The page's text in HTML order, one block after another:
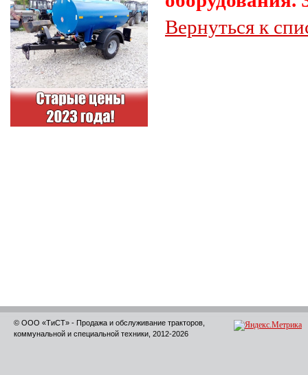
Вернуться к
© ООО «ТиСТ» - Продажа и обслуживание тракторов,
коммунальной и специальной техники, 2012-2026